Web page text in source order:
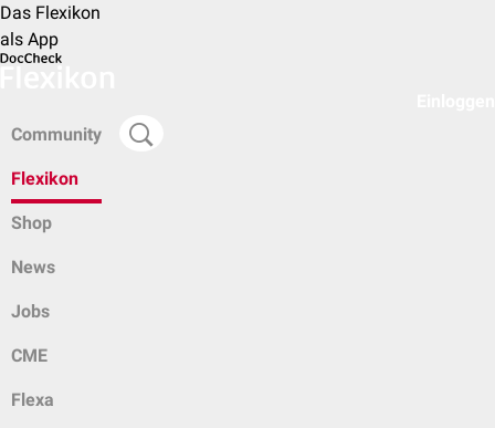
Das Flexikon
als App
Community
Flexikon
Shop
News
Jobs
CME
Flexa